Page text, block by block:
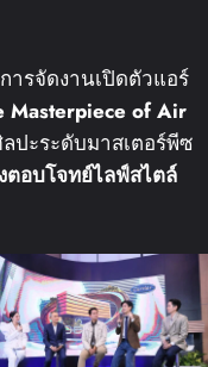
ารจัดงานเปิดตัวแอร์
Masterpiece of Air
ปะระดับมาสเตอร์พีซ
ตอบโจทย์ไลฟ์สไตล์